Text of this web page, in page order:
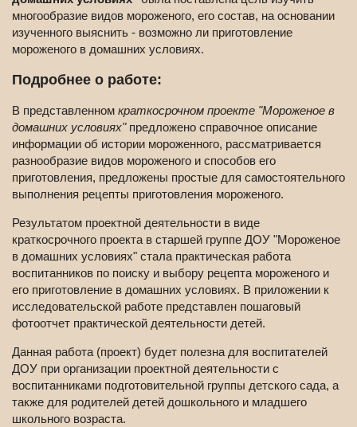
многообразие видов мороженого, его состав, на основании
изученного выяснить - возможно ли приготовление
мороженого в домашних условиях.
Подробнее о работе:
В представленном краткосрочном проекте "Мороженое в
домашних условиях"предложено справочное описание
информации об истории мороженного, рассматривается
разнообразие видов мороженого и способов его
приготовления, предложены простые для самостоятельного
выполнения рецепты приготовления мороженого.
Результатом проектной деятельности в виде
краткосрочного проекта в старшей группе ДОУ "Мороженое
в домашних условиях" стала практическая работа
воспитанников по поиску и выбору рецепта мороженого и
его приготовление в домашних условиях. В приложении к
исследовательской работе представлен пошаговый
фотоотчет практической деятельности детей.
Данная работа (проект) будет полезна для воспитателей
ДОУ при организации проектной деятельности с
воспитанниками подготовительной группы детского сада, а
также для родителей детей дошкольного и младшего
школьного возраста.